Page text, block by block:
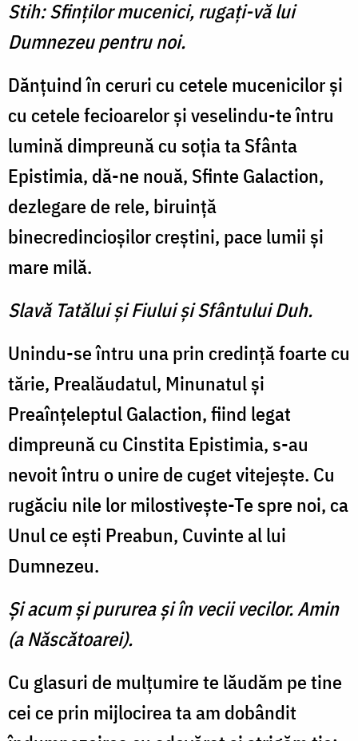
Stih: Sfinţilor mucenici, rugaţi-vă lui
Dumnezeu pentru noi.
Dănţuind în ceruri cu cetele mucenicilor şi
cu cetele fecioarelor şi veselindu-te întru
lumină dimpreună cu soţia ta Sfânta
Epistimia, dă-ne nouă, Sfinte Galaction,
dezlegare de rele, biruinţă
binecredincioşilor creştini, pace lumii şi
mare milă.
Slavă Tatălui şi Fiului şi Sfântului Duh.
Unindu-se întru una prin credinţă foarte cu
tărie, Prealăudatul, Minunatul şi
Preaînţeleptul Galaction, fiind legat
dimpreună cu Cinstita Epistimia, s-au
nevoit întru o unire de cuget vitejeşte. Cu
rugăciu nile lor milostiveşte-Te spre noi, ca
Unul ce eşti Preabun, Cuvinte al lui
Dumnezeu.
Şi acum şi pururea şi în vecii vecilor. Amin
(a Născătoarei).
Cu glasuri de mulţumire te lăudăm pe tine
cei ce prin mijlocirea ta am dobândit